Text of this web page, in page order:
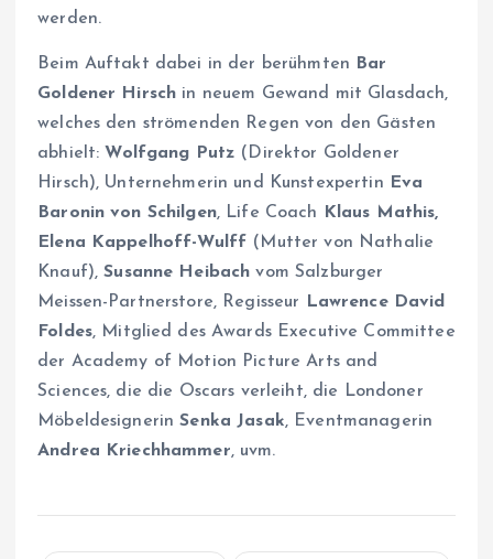
werden.
Beim Auftakt dabei in der berühmten
Bar
Goldener Hirsch in neuem Gewand mit Glasdach,
welches den strömenden Regen von den Gästen
abhielt: Wolfgang Putz (Direktor Goldener
Hirsch), Unternehmerin und Kunstexpertin
Eva
Baronin von Schilgen, Life Coach
Klaus Mathis,
Elena Kappelhoff-Wulff (Mutter von Nathalie
Knauf), Susanne Heibach vom Salzburger
Meissen-Partnerstore, Regisseur
Lawrence David
Foldes, Mitglied des Awards Executive Committee
der Academy of Motion Picture Arts and
Sciences, die die Oscars verleiht, die Londoner
MöbeldesignerinSenka Jasak, Eventmanagerin
Andrea Kriechhammer, uvm.